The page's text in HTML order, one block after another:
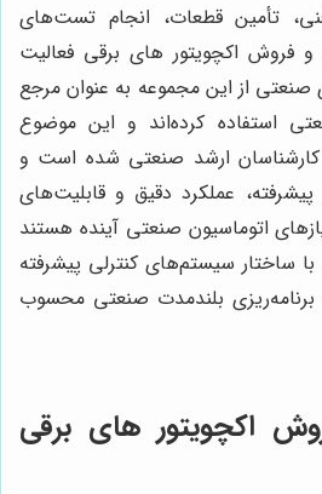
تأمین قطعات، انجام تست‌های
فروش اکچویتور های برقی فعالیت
صنعتی از این مجموعه به عنوان مرجع
استفاده کرده‌اند و این موضوع
کارشناسان ارشد صنعتی شده است و
عملکرد دقیق و قابلیت‌های
اتوماسیون صنعتی آینده هستند
ساختار سیستم‌های کنترلی پیشرفته
بلندمدت صنعتی محسوب
اکچویتور های برقی